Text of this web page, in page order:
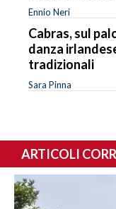
Ennio Neri
Cabras, sul
danza
tradizionali
Sara Pinna
ARTICOLI